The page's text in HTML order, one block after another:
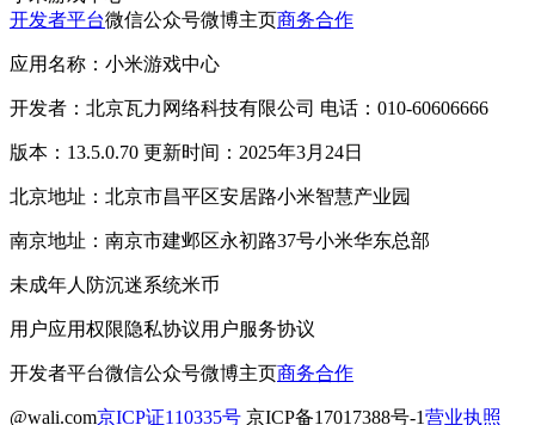
开发者平台微信公众号微博主页商务合作
应用名称：小米游戏中心
开发者：北京瓦力网络科技有限公司 电话：010-60606666
版本：13.5.0.70 更新时间：2025年3月24日
北京地址：北京市昌平区安居路小米智慧产业园
南京地址：南京市建邺区永初路37号小米华东总部
未成年人防沉迷系统米币
用户应用权限隐私协议用户服务协议
开发者平台微信公众号微博主页商务合作
@wali.com京ICP证110335号 京ICP备17017388号-1营业执照